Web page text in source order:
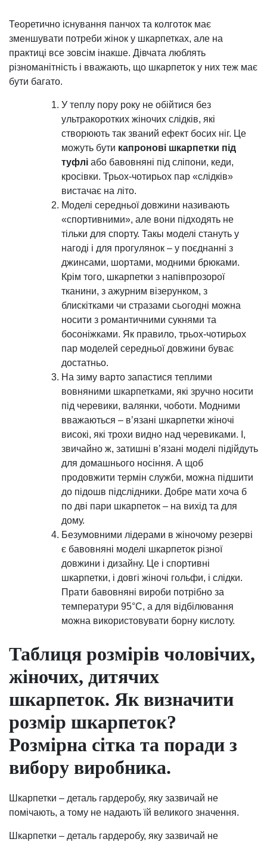
Теоретично існування панчох та колготок має
зменшувати потреби жінок у шкарпетках, але на
практиці все зовсім інакше. Дівчата люблять
різноманітність і вважають, що шкарпеток у них теж має
бути багато.
У теплу пору року не обійтися без
ультракоротких жіночих слідків, які
створюють так званий ефект босих ніг. Це
можуть бути капронові шкарпетки під
туфлі або бавовняні під сліпони, кеди,
кросівки. Трьох-чотирьох пар «слідків»
вистачає на літо.
Моделі середньої довжини називають
«спортивними», але вони підходять не
тільки для спорту. Такы моделі стануть у
нагоді і для прогулянок – у поєднанні з
джинсами, шортами, модними брюками.
Крім того, шкарпетки з напівпрозорої
тканини, з ажурним візерунком, з
блискітками чи стразами сьогодні можна
носити з романтичними сукнями та
босоніжками. Як правило, трьох-чотирьох
пар моделей середньої довжини буває
достатньо.
На зиму варто запастися теплими
вовняними шкарпетками, які зручно носити
під черевики, валянки, чоботи. Модними
вважаються – в’язані шкарпетки жіночі
високі, які трохи видно над черевиками. І,
звичайно ж, затишні в’язані моделі підійдуть
для домашнього носіння. А щоб
продовжити термін служби, можна підшити
до підошв підслідники. Добре мати хоча б
по дві пари шкарпеток – на вихід та для
дому.
Безумовними лідерами в жіночому резерві
є бавовняні моделі шкарпеток різної
довжини і дизайну. Це і спортивні
шкарпетки, і довгі жіночі гольфи, і слідки.
Прати бавовняні вироби потрібно за
температури 95°С, а для відбілювання
можна використовувати борну кислоту.
Таблиця розмірів чоловічих,
жіночих, дитячих
шкарпеток. Як визначити
розмір шкарпеток?
Розмірна сітка та поради з
вибору виробника.
Шкарпетки – деталь гардеробу, яку зазвичай не
помічають, а тому не надають їй великого значення.
Шкарпетки – деталь гардеробу, яку зазвичай не